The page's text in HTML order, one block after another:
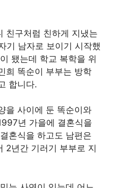
친구처럼 친하게 지냈는
기 남자로 보이기 시작했
됐는데 학교 복학을 위
희 똑순이 부부는 방학
합니다.
을 사이에 둔 똑순이와
년 가을에 결혼식을
혼식을 하고도 남편은
2년간 기러기 부부로 지